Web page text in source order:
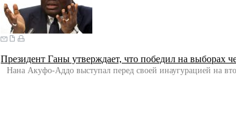
Президент Ганы утверждает, что победил на выборах
Нана Акуфо-Аддо выступал перед своей инаугурацией на